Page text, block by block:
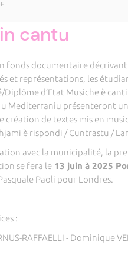
cantu
fonds documentaire décrivant
et représentations, les
Diplôme d’Etat Musiche è
u Mediterraniu présenteront
création de textes mis en
è rispondi / Cuntrastu /
avec la municipalité, la
se fera le13 juin à 2025
Paoli pour Londres.
:
RAFFAELLI - Dominique